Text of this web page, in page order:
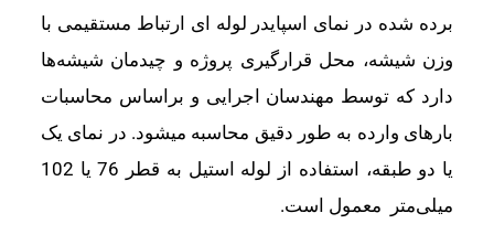
برده شده در نمای اسپایدر لوله ای ارتباط مستقیمی با
وزن شیشه، محل قرارگیری پروژه و چیدمان شیشه‌ها
دارد که توسط مهندسان اجرایی و براساس محاسبات
بارهای وارده به طور دقیق محاسبه میشود. در نمای یک
یا دو طبقه، استفاده از لوله استیل به قطر 76 یا 102
میلی‌متر معمول است.